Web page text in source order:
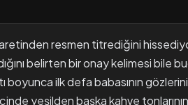
resmen titrediğini
belirten bir onay kelimesi bile
boyunca ilk defa babasının
yeşilden başka kahve